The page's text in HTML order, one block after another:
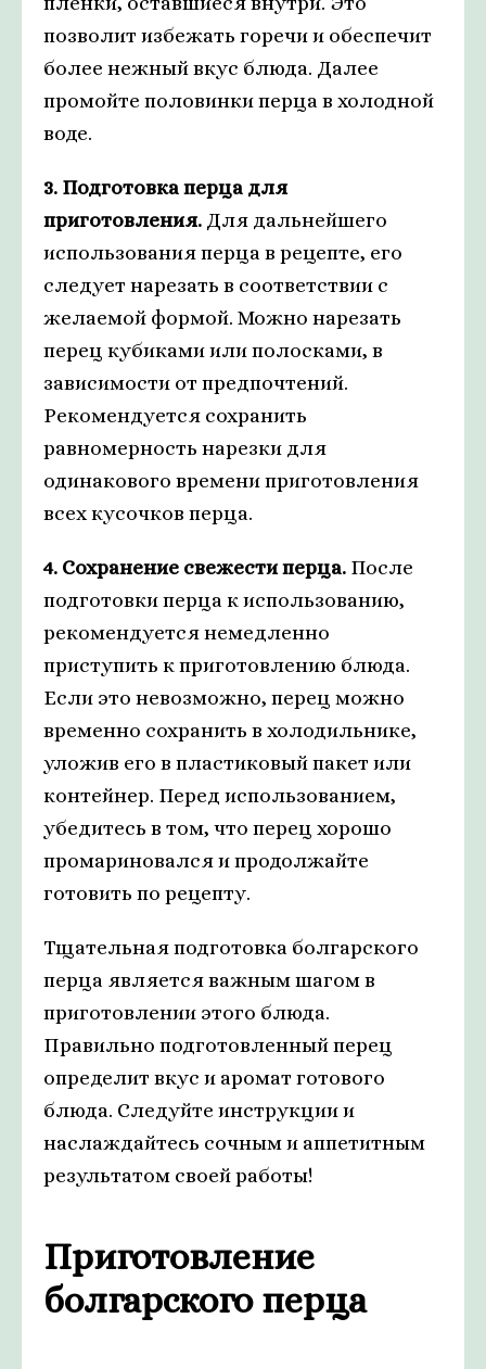
позволит избежать горечи и обеспечит
более нежный вкус блюда. Далее
промойте половинки перца в холодной
воде.
3. Подготовка перца для
приготовления. Для дальнейшего
использования перца в рецепте, его
следует нарезать в соответствии с
желаемой формой. Можно нарезать
перец кубиками или полосками, в
зависимости от предпочтений.
Рекомендуется сохранить
равномерность нарезки для
одинакового времени приготовления
всех кусочков перца.
4. Сохранение свежести перца. После
подготовки перца к использованию,
рекомендуется немедленно
приступить к приготовлению блюда.
Если это невозможно, перец можно
временно сохранить в холодильнике,
уложив его в пластиковый пакет или
контейнер. Перед использованием,
убедитесь в том, что перец хорошо
промариновался и продолжайте
готовить по рецепту.
Тщательная подготовка болгарского
перца является важным шагом в
приготовлении этого блюда.
Правильно подготовленный перец
определит вкус и аромат готового
блюда. Следуйте инструкции и
наслаждайтесь сочным и аппетитным
результатом своей работы!
Приготовление
болгарского перца